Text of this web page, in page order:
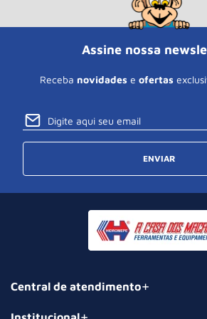
Assine nossa
Receba novidades e ofertas
ENVIAR
Central de atendimento